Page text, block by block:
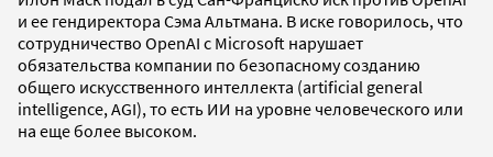
и ее гендиректора Сэма Альтмана. В иске говорилось, что
сотрудничество OpenAI с Microsoft нарушает
обязательства компании по безопасному созданию
общего искусственного интеллекта (artificial general
intelligence, AGI), то есть ИИ на уровне человеческого или
на еще более высоком.